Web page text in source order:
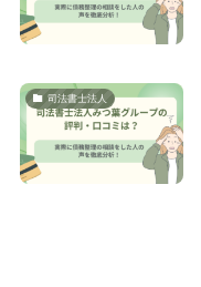
司法書士法人